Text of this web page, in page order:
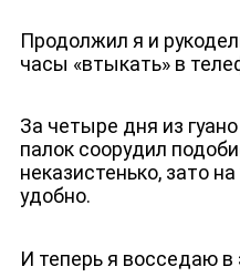
Продолжил я и
часы «втыкать» в
За четыре дня из
палок соорудил
неказистенько, зато
удобно.
И теперь я восседаю в